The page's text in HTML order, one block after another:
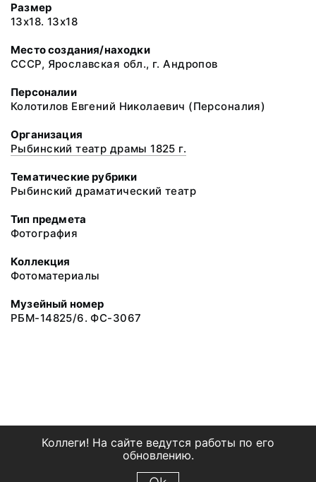
Размер
13х18. 13х18
Место создания/находки
СССР, Ярославская обл., г. Андропов
Персоналии
Колотилов Евгений Николаевич (Персоналия)
Организация
Рыбинский театр драмы 1825 г.
Тематические рубрики
Рыбинский драматический театр
Тип предмета
Фотография
Коллекция
Фотоматериалы
Музейный номер
РБМ-14825/6. ФС-3067
Коллеги! На сайте ведутся работы по его
обновлению.